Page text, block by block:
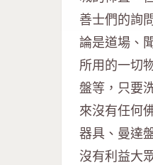
善士們的詢
論是道場、
所用的一切
盤等，只要
來沒有任何
器具、曼達
沒有利益大